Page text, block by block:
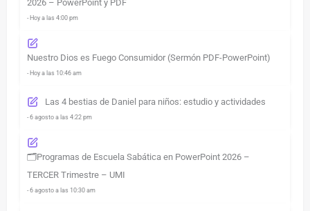
2026 – PowerPoint y PDF
- Hoy a las 4:00 pm
Nuestro Dios es Fuego Consumidor (Sermón PDF-PowerPoint)
- Hoy a las 10:46 am
Las 4 bestias de Daniel para niños: estudio y actividades
- 6 agosto a las 4:22 pm
🗂️Programas de Escuela Sabática en PowerPoint 2026 –
TERCER Trimestre – UMI
- 6 agosto a las 10:30 am